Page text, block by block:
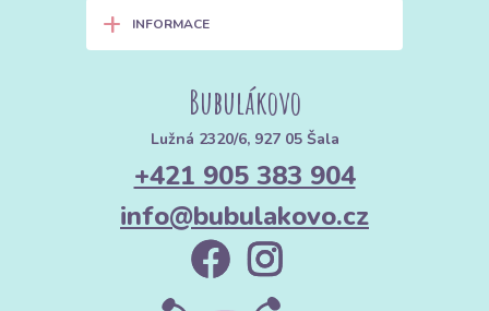
+ INFORMACE
Bubulákovo
Lužná 2320/6, 927 05 Šala
+421 905 383 904
info@bubulakovo.cz